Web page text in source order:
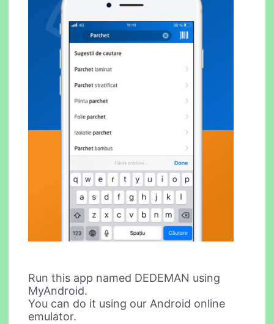
Run this app named DEDEMAN using
MyAndroid.
You can do it using our Android online
emulator.